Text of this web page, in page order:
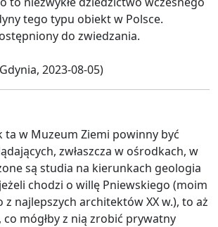
tego typu obiekt w Polsce.
do zwiedzania.
2023-08-05)
ta w Muzeum Ziemi powinny być
zwłaszcza w ośrodkach, w
są studia na kierunkach geologia
chodzi o willę Pniewskiego (moim
najlepszych architektów XX w.), to aż
mógłby z nią zrobić prywatny